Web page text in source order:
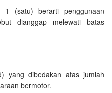
(satu) berarti penggunaan
dianggap melewati batas
yang dibedakan atas jumlah
bermotor.